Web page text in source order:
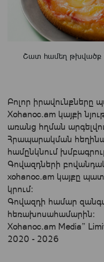
Շատ համեղ թխվածք
Բոլոր իրավունքները
Xohanoc.am կայքի
առանց հղման
Հրապարակման
համընկնում
Գովազդների
xohanoc.am կայքը
կրում։
Գովազդի համար
հեռախոսահամարին:
Xohanoc.am Media”
2020 - 2026